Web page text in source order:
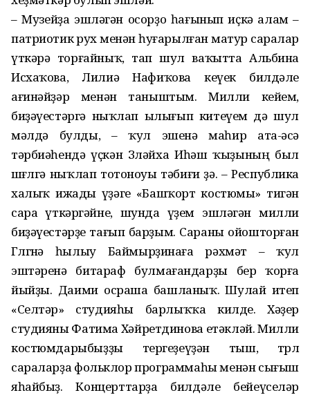
– Музейҙа эшләгән осорҙо һағынып иҫкә алам –
патриотик рух менән һуғарылған матур саралар
үткәрә торғайныҡ, тап шул ваҡытта Альбина
Исхаҡова, Лилиә Нафиҡова кеүек билдәле
ағинәйҙәр менән таныштым. Милли ке­йем,
биҙәүестәргә ныҡлап ылығып китеүем дә шул
мәлдә булды, – ҡул эшенә маһир ата-әсә
тәрбиәһендә үҫкән Зөләйха Иһәш ҡыҙының был
шөғөлгә ныҡлап тотоноуы тәбиғи ҙә. – Республика
халыҡ ижады үҙәге «Башҡорт костюмы» тигән
сара үткәргәйне, шунда үҙем эшләгән милли
биҙәүестәрҙе тағып барҙым. Сараны ойошторған
Гөлгөнә һылыу Баймырҙинаға рәхмәт – ҡул
эштәренә битараф булмағандарҙы бер ҡорға
йыйҙы. Даими осраша башланыҡ. Шулай итеп
«Селтәр» студияһы барлыҡҡа килде. Хәҙер
студияны Фатима Хәйретдинова етәкләй. Милли
костюмдарыбыҙҙы тергеҙеүҙән тыш, төрлө
сараларҙа фольклор программаһы менән сығыш
яһайбыҙ. Концерттарҙа билдәле бейеүселәр